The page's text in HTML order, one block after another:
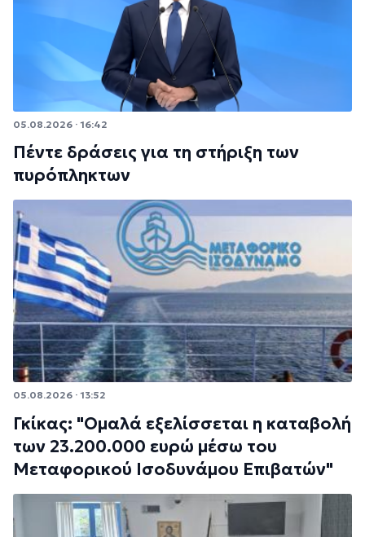
05.08.2026 · 16:42
Πέντε δράσεις για τη στήριξη των
πυρόπληκτων
05.08.2026 · 13:52
Γκίκας: "Ομαλά εξελίσσεται η καταβολή
των 23.200.000 ευρώ μέσω του
Μεταφορικού Ισοδυνάμου Επιβατών"